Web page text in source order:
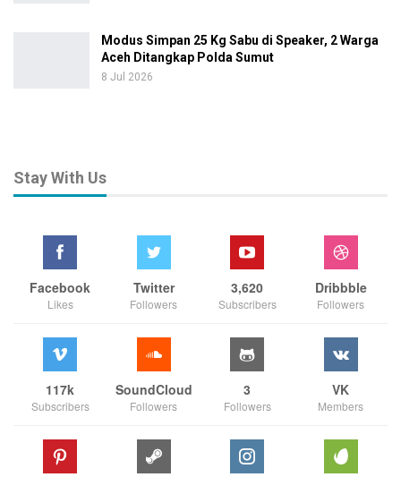
Modus Simpan 25 Kg Sabu di Speaker, 2 Warga
Aceh Ditangkap Polda Sumut
8 Jul 2026
Stay With Us
Facebook
Likes
Twitter
Followers
3,620
Subscribers
Dribbble
Followers
117k
Subscribers
SoundCloud
Followers
3
Followers
VK
Members